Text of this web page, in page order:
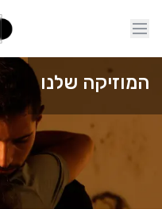
המוזיקה שלנו